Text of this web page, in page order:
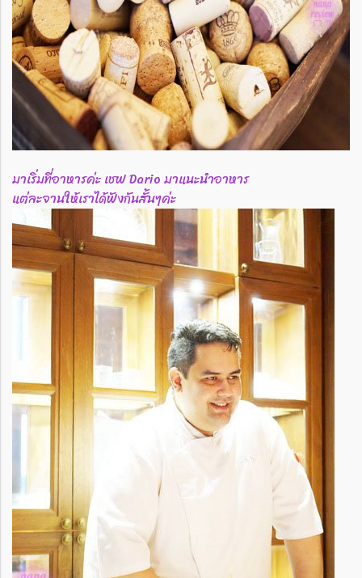
มาเริ่มที่อาหารค่ะ เชฟ Dario มาแนะนำอาหาร
แต่ละจานให้เราได้ฟังกันสั้นๆค่ะ